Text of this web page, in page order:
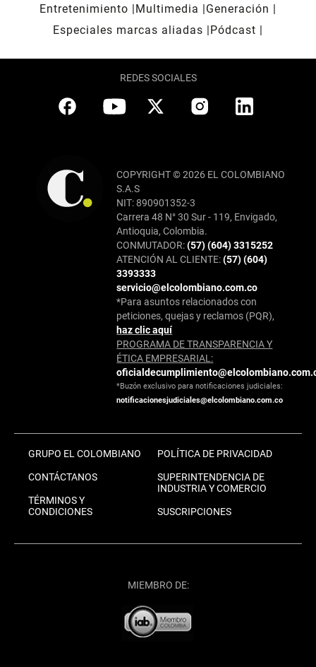
Entretenimiento
Multimedia
Generación
Especiales marcas aliadas
Pódcast
REDES SOCIALES
COPYRIGHT © 2026 EL COLOMBIANO
S.A.S
NIT: 890901352-3
Carrera 48 N° 30 Sur - 119, Envigado,
Antioquia, Colombia.
CONMUTADOR:(57) (604) 3315252
ATENCIÓN AL CLIENTE:(57) (604)
3393333
servicio@elcolombiano.com.co
*Para asuntos relacionados con
peticiones, quejas y reclamos (PQR),
haz clic aquí
PROGRAMA DE TRANSPARENCIA Y
ÉTICA EMPRESARIAL:
*Buzón exclusivo para notificaciones judiciales:
notificacionesjudiciales@elcolombiano.com.co
GRUPO EL COLOMBIANO
CONTÁCTANOS
TÉRMINOS Y
CONDICIONES
POLÍTICA DE PRIVACIDAD
SUPERINTENDENCIA DE
INDUSTRIA Y COMERCIO
SUSCRIPCIONES
MIEMBRO DE: